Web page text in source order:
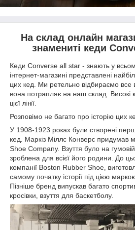
На склад онлайн
знамениті кеди
Кеди Converse all star - знають у
інтернет-магазині представлені
цих кед. Ми ретельно відбираємо все
вона потрапляє на наш склад. Високі
цієї лінії.
Розповімо не багато про історію цих
У 1908-1923 роках були створені
кед. Маркіз Міллс Конверс придумав
Shoe Company. Взуття було на
зроблена для всієї його родини. До
компанії Boston Rubber Shoe,
самому початку історії під цією
Пізніше бренд випускав багато
кросівки, взуття для баскетболу.